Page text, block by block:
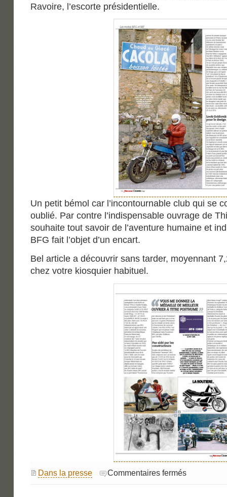
Ravoire, l’escorte présidentielle.
Un petit bémol car l’incontournable club qui se
oublié. Par contre l’indispensable ouvrage de
souhaite tout savoir de l’aventure humaine et
BFG fait l’objet d’un encart.
Bel article a découvrir sans tarder, moyennant
chez votre kiosquier habituel.
Dans la presse Commentaires ferméssur
Moto